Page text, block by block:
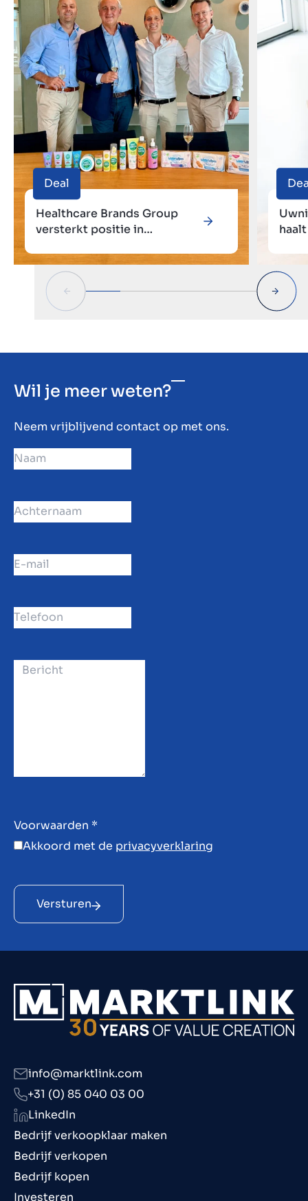
Deal
Healthcare Brands Group
versterkt positie in
overname van Orange-Sheep
Wil je meer weten?
Neem vrijblijvend contact op met ons.
Voorwaarden *
Akkoord met de privacyverklaring
Versturen
Bedrijf verkoopklaar maken
Bedrijf verkopen
Bedrijf kopen
Investeren
info@marktlink.com
+31 (0) 85 040 03 00
LinkedIn